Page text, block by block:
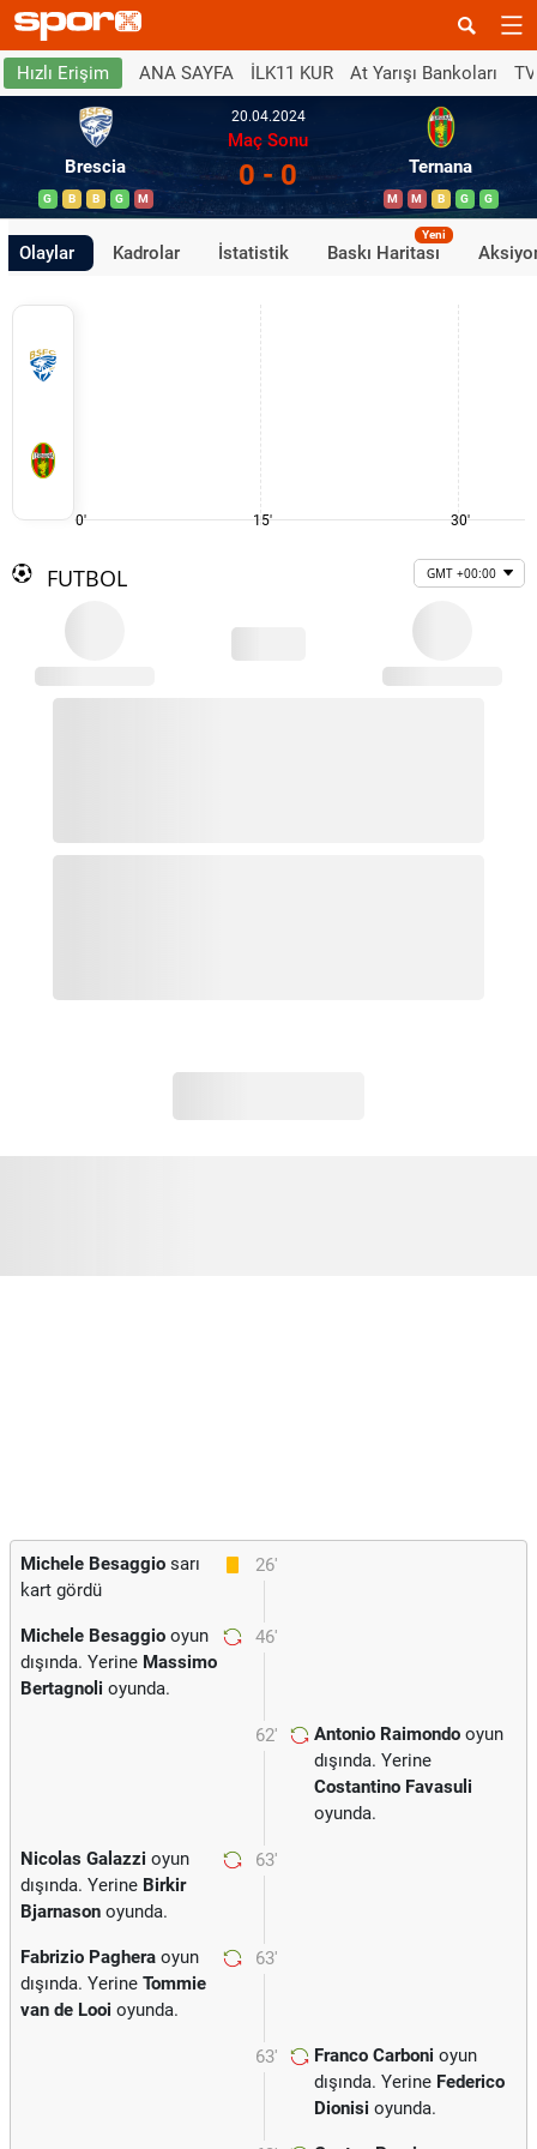
Hızlı Erişim ANA SAYFA İLK11 KUR At Yarışı Bankoları
Brescia
G B B G M
20.04.2024
Maç Sonu
0 - 0 Ternana
M M B G G
Olaylar Kadrolar İstatistik Baskı Haritası
Yeni
0' 15' 30'
FUTBOL GMT +00:00
26'
Michele Besaggio sarı
kart gördü
46'
Michele Besaggio oyun
dışında. Yerine Massimo
Bertagnoli oyunda.
62' Antonio Raimondo oyun
dışında. Yerine
Costantino Favasuli
oyunda.
63'
Nicolas Galazzi oyun
dışında. Yerine Birkir
Bjarnason oyunda.
63'
Fabrizio Paghera oyun
dışında. Yerine Tommie
van de Looi oyunda.
63' Franco Carboni oyun
dışında. Yerine Federico
Dionisi oyunda.